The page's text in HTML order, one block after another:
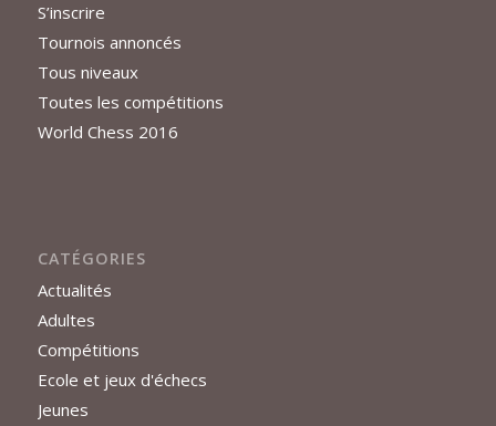
S’inscrire
Tournois annoncés
Tous niveaux
Toutes les compétitions
World Chess 2016
CATÉGORIES
Actualités
Adultes
Compétitions
Ecole et jeux d'échecs
Jeunes